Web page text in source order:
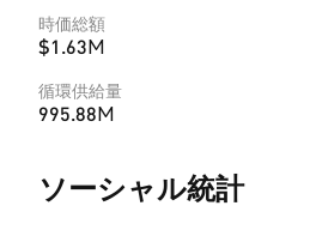
時価総額
$1.63M
循環供給量
995.88M
ソーシャル統計